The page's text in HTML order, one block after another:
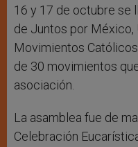
16 y 17 de octubre se
de Juntos por México,
Movimientos
de 30 movimientos
asociación.
La asamblea fue de
Celebración